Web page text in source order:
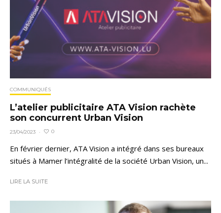
COMMUNIQUÉS
L’atelier publicitaire ATA Vision rachète
son concurrent Urban Vision
23/04/2023 · 0
En février dernier, ATA Vision a intégré dans ses bureaux
situés à Mamer l’intégralité de la société Urban Vision, un...
LIRE LA SUITE